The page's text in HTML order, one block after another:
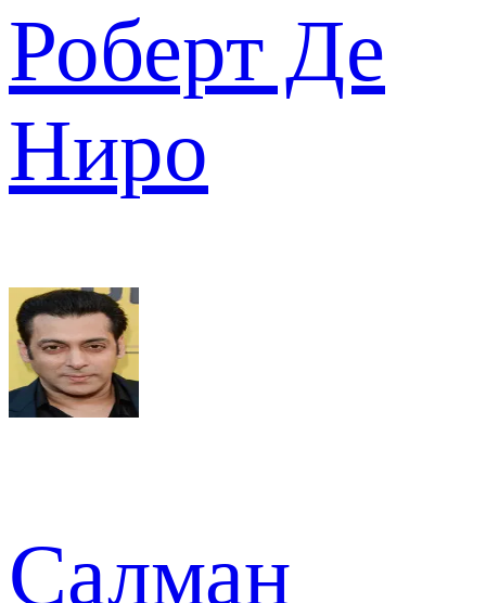
Роберт Де
Ниро
Салман